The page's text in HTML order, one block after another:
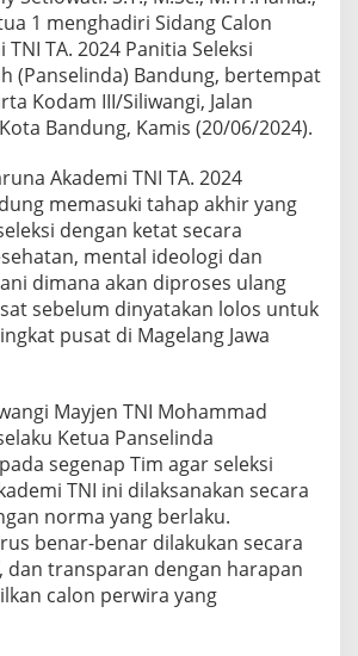
n
g
a
l
o
n
a
r
u
n
a
A
k
a
i
T
N
I
A
2
0
1 menghadiri Sidang Calon
TA. 2024 Panitia Seleksi
(Panselinda) Bandung, bertempat
Kodam III/Siliwangi, Jalan
Bandung, Kamis (20/06/2024).
Akademi TNI TA. 2024
memasuki tahap akhir yang
dengan ketat secara
mental ideologi dan
dimana akan diproses ulang
sebelum dinyatakan lolos untuk
pusat di Magelang Jawa
Mayjen TNI Mohammad
Ketua Panselinda
segenap Tim agar seleksi
TNI ini dilaksanakan secara
norma yang berlaku.
benar-benar dilakukan secara
dan transparan dengan harapan
calon perwira yang